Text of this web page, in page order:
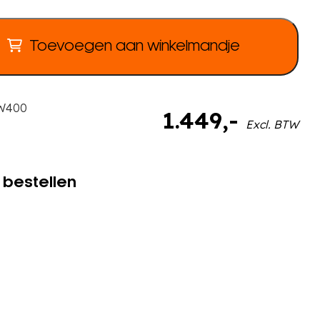
1.449,- Excl. BTW
Toevoegen aan winkelmandje
bestellen